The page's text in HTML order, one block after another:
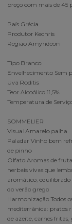
preço com mais de 45
País Grécia
Produtor Kechris
Região Amyndeon
Tipo Branco
Envelhecimento Sem
Uva Roditis
Teor Alcoólico 11,5%
Temperatura de
SOMMELIER
Visual Amarelo palha
Paladar Vinho bem
de pinho
Olfato Aromas de
herbais vivas que
aromático, equilibrado
do verão grego
Harmonização Todos
mediterrânica: pratos
de azeite, carnes fritas,